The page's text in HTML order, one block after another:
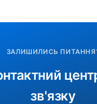
ЗАЛИШИЛИСЬ
зв'язку